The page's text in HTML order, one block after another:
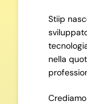
Stiip
nella